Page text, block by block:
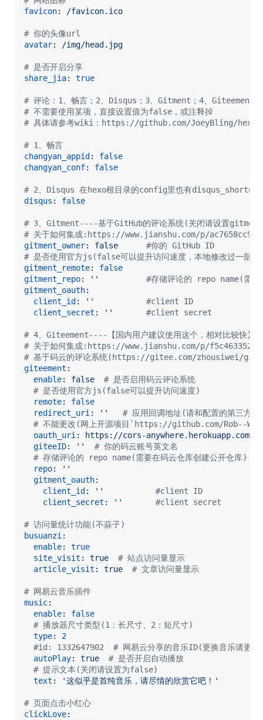
favicon: /favicon.ico
# 你的头像url
avatar: /img/head.jpg
# 是否开启分享
share_jia: true
# 评论：1、畅言；2、Disqus；3、Gitment；4、Giteement
# 不需要使用某项，直接设置值为false，或注释掉
# 具体请参考wiki：https://github.com/JoeyBling/
# 1、畅言
changyan_appid : false
changyan_conf: false
# 2、Disqus 在hexo根目录的config里也有
disqus : false
# 3、Gitment----基于GitHub的评论系统(关闭请设置
# 关于如何集成:https://www.jianshu.com/p/
gitment_owner: false #你的 GitHub ID
# 是否使用官方js(false可以提升访问速度，本地修改过一部
gitment_remote: false
gitment_repo: ' ' #存储评论的 repo name(需
gitment_oauth:
client_id : ' ' #client ID
client_secret : ' ' #client secret
# 4、Giteement----【国内用户建议使用这个，相对比较快】
# 关于如何集成:https://www.jianshu.com/p/
# 基于码云的评论系统(https://gitee.com/zhousiwei/
giteement :
enable: false # 是否启用码云评论系统
# 是否使用官方js(false可以提升访问速度)
remote: false
redirect_uri : ' ' # 应用回调地址(请和配置的第三方应
# 不能更改(网上开源项目`https://github.com/Rob--W/
oauth_uri :
https://cors-
giteeID: ' ' # 你的码云账号英文名
# 存储评论的 repo name(需要在码云仓库创建公开仓库)
repo: ' '
gitment_oauth:
client_id : ' ' #client ID
client_secret : ' ' #client secret
# 访问量统计功能(不蒜子)
busuanzi :
enable: true
site_visit : true # 站点访问量显示
article_visit : true # 文章访问量显示
# 网易云音乐插件
music:
enable: false
# 播放器尺寸类型(1：长尺寸、2：短尺寸)
type: 2
#id: 1332647902  # 网易云分享的音乐ID(更换音乐请更改
autoPlay: true # 是否开启自动播放
# 提示文本(关闭请设置为false)
text : '这似乎是首纯音乐，请尽情的欣赏它吧！ '
# 页面点击小红心
clickLove: